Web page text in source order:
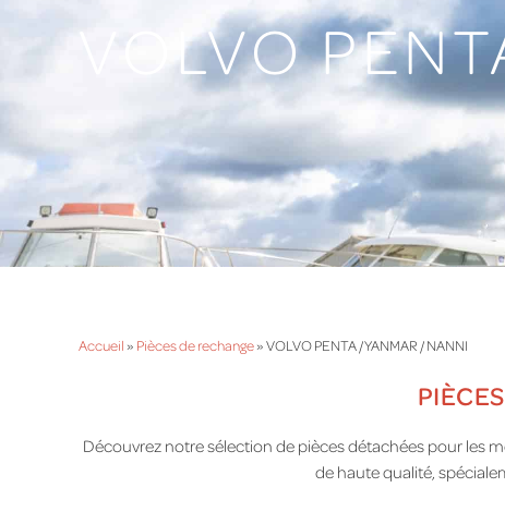
VOLVO
Accueil» Pièces de rechange»VOLVO PENTA / YANMAR / NANNI
Découvrez notre sélection de pièces détachées pour les
de haute qualité,